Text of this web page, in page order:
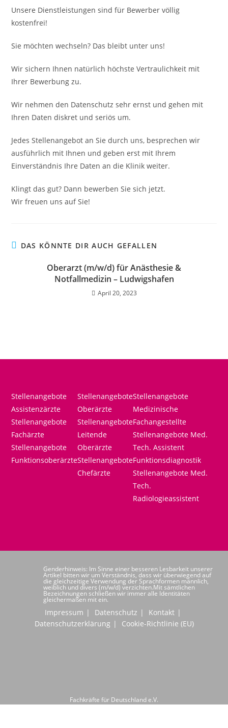
Unsere Dienstleistungen sind für Bewerber völlig
kostenfrei!
Sie möchten wechseln? Das bleibt unter uns!
Wir sichern Ihnen natürlich höchste Vertraulichkeit mit
Ihrer Bewerbung zu.
Wir nehmen den Datenschutz sehr ernst und gehen mit
Ihren Daten diskret und seriös um.
Jedes Stellenangebot an Sie durch uns, besprechen wir
ausführlich mit Ihnen und geben erst mit Ihrem
Einverständnis Ihre Daten an die Klinik weiter.
Klingt das gut? Dann bewerben Sie sich jetzt.
Wir freuen uns auf Sie!
DAS KÖNNTE DIR AUCH GEFALLEN
Oberarzt (m/w/d) für Anästhesie &
Notfallmedizin – Ludwigshafen
April 20, 2023
Stellenangebote
Assistenzärzte
Stellenangebote
Fachärzte
Stellenangebote
Funktionsoberärzte
Stellenangebote
Oberärzte
Stellenangebote
Leitende
Oberärzte
Stellenangebote
Chefärzte
Stellenangebote
Medizinische
Fachangestellte
Stellenangebote Med.
Tech. Assistent
Funktionsdiagnostik
Stellenangebote Med.
Tech.
Radiologieassistent
Genderhinweis: Im Sinne einer besseren Lesbarkeit unserer
Artikel bitten wir um Verständnis, dass wir überwiegend auf
die gleichzeitige Verwendung der Sprachformen männlich,
weiblich und divers (m/w/d) verzichten.Mit sämtlichen
Bezeichnungen schließen wir immer alle Identitäten
gleichermaßen mit ein.
Impressum Datenschutz
Kontakt
Datenschutzerklärung
Cookie-Richtlinie (EU)
Fachkräfte für Deutschland e.V.